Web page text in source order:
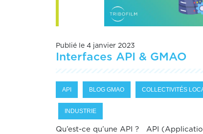
Publié le 4 janvier 2023
Interfaces API & GMAO
API BLOG GMAO COLLECTIVITÉS
INDUSTRIE
Qu’est-ce qu’une API ? API